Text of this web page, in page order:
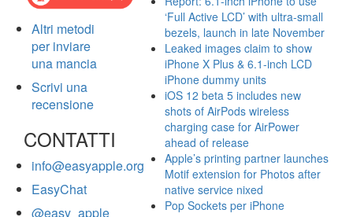
Altri metodi
per inviare
una mancia
Scrivi una
recensione
CONTATTI
info@easyapple.org
EasyChat
@easy_apple
‘Full Active LCD’ with ultra-small
bezels, launch in late November
Leaked images claim to show
iPhone X Plus & 6.1-inch LCD
iPhone dummy units
iOS 12 beta 5 includes new
shots of AirPods wireless
charging case for AirPower
ahead of release
Apple’s printing partner launches
Motif extension for Photos after
native service nixed
Pop Sockets per iPhone